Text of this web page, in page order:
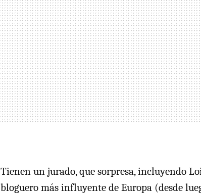
Tienen un jurado, que sorpresa, incluyendo
bloguero más influyente de Europa (desde